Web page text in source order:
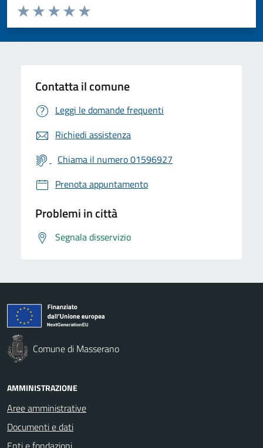
Valuta da 1 a 5 stelle la pagina
Valuta 5 stelle su 5
Valuta 4 stelle su 5
Valuta 3 stelle su 5
Valuta 2 stelle su 5
Valuta 1 stelle su 5
Contatta il comune
Leggi le domande frequenti
Richiedi assistenza
Chiama il numero 01596927
Prenota appuntamento
Problemi in città
Segnala disservizio
Comune di Masserano
AMMINISTRAZIONE
Aree amministrative
Documenti e dati